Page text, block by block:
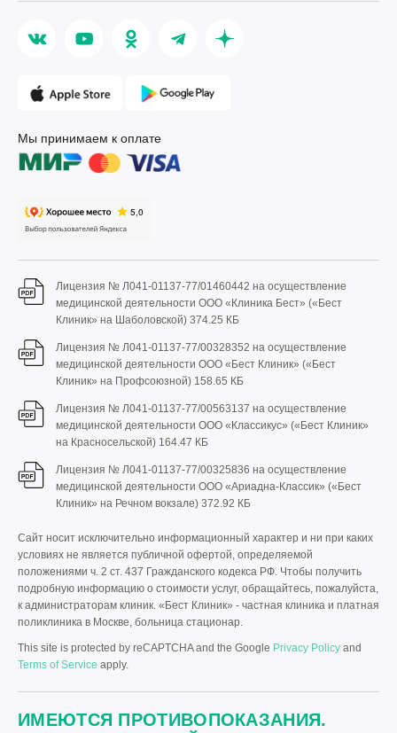
Мы принимаем к оплате
Лицензия № Л041-01137-77/01460442 на осуществление
медицинской деятельности ООО «Клиника Бест» («Бест
Клиник» на Шаболовской) 374.25 КБ
Лицензия № Л041-01137-77/00328352 на осуществление
медицинской деятельности ООО «Бест Клиник» («Бест
Клиник» на Профсоюзной) 158.65 КБ
Лицензия № Л041-01137-77/00563137 на осуществление
медицинской деятельности ООО «Классикус» («Бест Клиник»
на Красносельской) 164.47 КБ
Лицензия № Л041-01137-77/00325836 на осуществление
медицинской деятельности ООО «Ариадна-Классик» («Бест
Клиник» на Речном вокзале) 372.92 КБ
Сайт носит исключительно информационный характер и ни при каких
условиях не является публичной офертой, определяемой
положениями ч. 2 ст. 437 Гражданского кодекса РФ. Чтобы получить
подробную информацию о стоимости услуг, обращайтесь, пожалуйста,
к администраторам клиник. «Бест Клиник» - частная клиника и платная
поликлиника в Москве, больница стационар.
This site is protected by reCAPTCHA and the Google Privacy Policy and
Terms of Service apply.
ИМЕЮТСЯ ПРОТИВОПОКАЗАНИЯ.